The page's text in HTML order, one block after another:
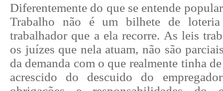
Diferentemente do que se entende
Trabalho não é um bilhete de
trabalhador que a ela recorre. As leis
os juízes que nela atuam, não são
da demanda com o que realmente tinha
acrescido do descuido do